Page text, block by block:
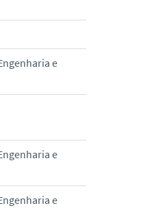
e
e
e